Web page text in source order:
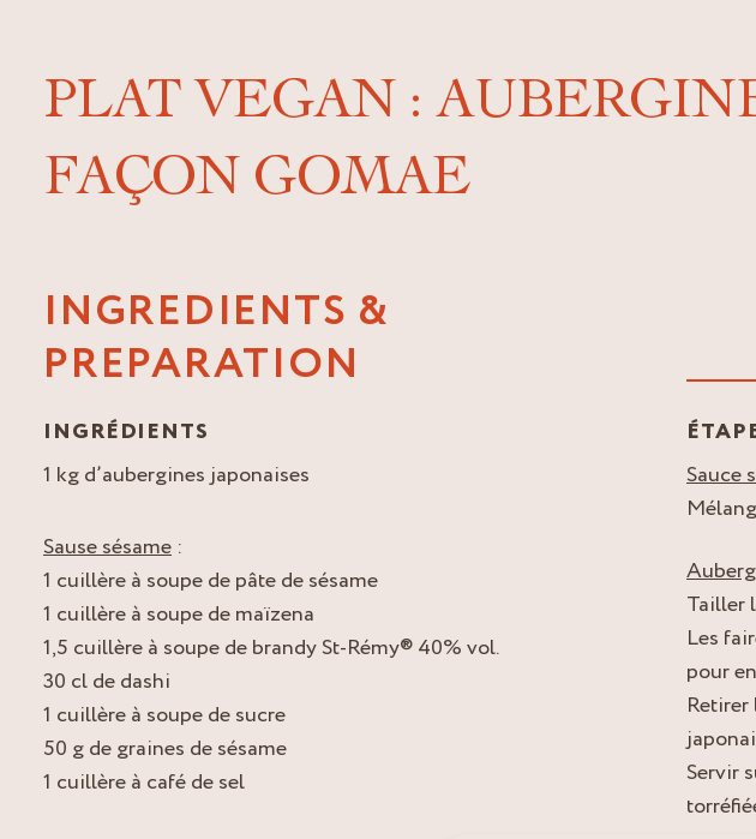
PLAT VEGAN :
FAÇON GOMAE
INGREDIENTS &
PREPARATION
INGRÉDIENTS
1 kg d’aubergines japonaises
Sause sésame :
1 cuillère à soupe de pâte de sésame
1 cuillère à soupe de maïzena
1,5 cuillère à soupe de brandy St-Rémy® 40% vol.
30 cl de dashi
1 cuillère à soupe de sucre
50 g de graines de sésame
1 cuillère à café de sel
Sauce
Tailler
Les
pour
Servir